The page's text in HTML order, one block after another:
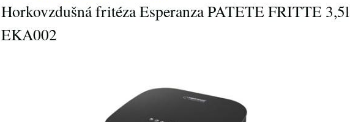
Horkovzdušná fritéza Esperanza PATETE FRITTE 3,5l
EKA002